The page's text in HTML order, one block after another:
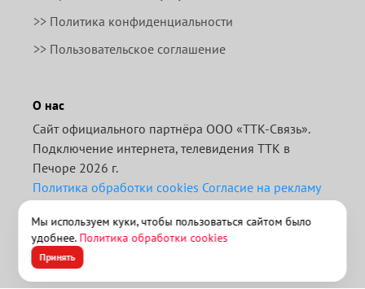
>> Политика конфиденциальности
>> Пользовательское соглашение
О нас
Сайт официального партнёра ООО «ТТК-Связь».
Подключение интернета, телевидения ТТК в
Печоре 2026 г.
Политика обработки cookies Согласие на рекламу
рассылок от данного ресурса можно настранице
>> ТТК для бизнеса
Мы используем куки, чтобы пользоваться сайтом было
удобнее. Политика обработки cookies
Принять